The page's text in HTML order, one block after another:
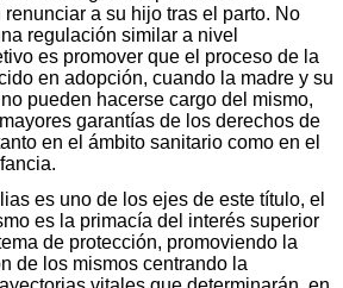
a su hijo tras el parto. No
regulación similar a nivel
es promover que el proceso de la
en adopción, cuando la madre y su
pueden hacerse cargo del mismo,
garantías de los derechos de
en el ámbito sanitario como en el
es uno de los ejes de este título, el
es la primacía del interés superior
de protección, promoviendo la
de los mismos centrando la